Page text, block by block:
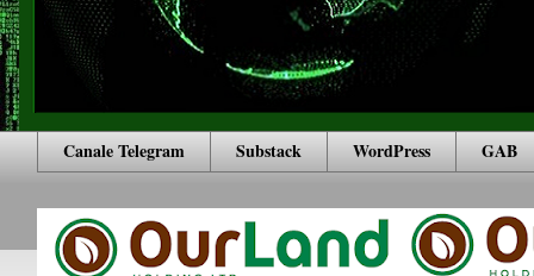
Canale Telegram Substack WordPress GAB